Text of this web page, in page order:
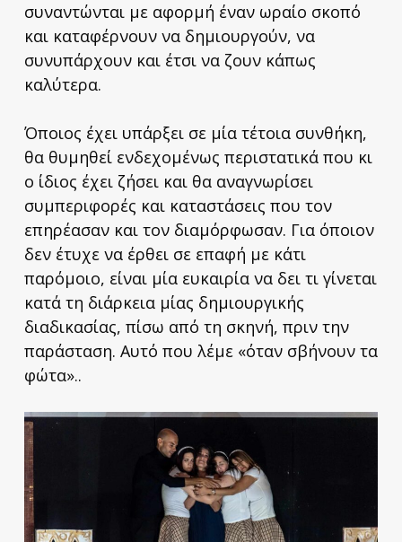
συναντώνται με αφορμή έναν ωραίο σκοπό
και καταφέρνουν να δημιουργούν, να
συνυπάρχουν και έτσι να ζουν κάπως
καλύτερα.
Όποιος έχει υπάρξει σε μία τέτοια συνθήκη,
θα θυμηθεί ενδεχομένως περιστατικά που κι
ο ίδιος έχει ζήσει και θα αναγνωρίσει
συμπεριφορές και καταστάσεις που τον
επηρέασαν και τον διαμόρφωσαν. Για όποιον
δεν έτυχε να έρθει σε επαφή με κάτι
παρόμοιο, είναι μία ευκαιρία να δει τι γίνεται
κατά τη διάρκεια μίας δημιουργικής
διαδικασίας, πίσω από τη σκηνή, πριν την
παράσταση. Αυτό που λέμε «όταν σβήνουν τα
φώτα»..